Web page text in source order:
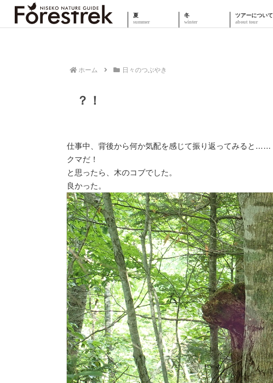
夏 冬 ツアーについて
ホーム 日々のつぶやき
？！
仕事中、背後から何か気配を感じて振り返ってみると……
クマだ！
と思ったら、木のコブでした。
良かった。